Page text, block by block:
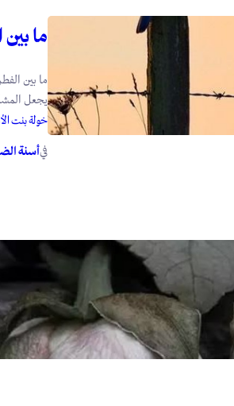
ما
ما بين
يجعل
خولة بنت
فيأسنة